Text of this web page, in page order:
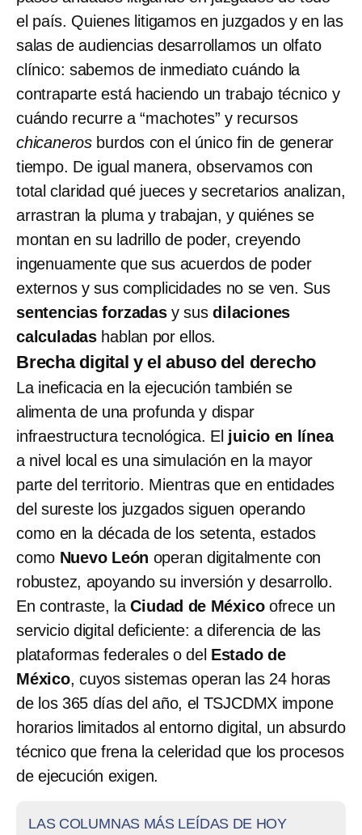
el país. Quienes litigamos en juzgados y en las
salas de audiencias desarrollamos un olfato
clínico: sabemos de inmediato cuándo la
contraparte está haciendo un trabajo técnico y
cuándo recurre a “machotes” y recursos
chicaneros burdos con el único fin de generar
tiempo. De igual manera, observamos con
total claridad qué jueces y secretarios analizan,
arrastran la pluma y trabajan, y quiénes se
montan en su ladrillo de poder, creyendo
ingenuamente que sus acuerdos de poder
externos y sus complicidades no se ven. Sus
sentencias forzadasy susdilaciones
calculadas hablan por ellos.
Brecha digital y el abuso del derecho
La ineficacia en la ejecución también se
alimenta de una profunda y dispar
infraestructura tecnológica. El juicio en línea
a nivel local es una simulación en la mayor
parte del territorio. Mientras que en entidades
del sureste los juzgados siguen operando
como en la década de los setenta, estados
como Nuevo León operan digitalmente con
robustez, apoyando su inversión y desarrollo.
En contraste, laCiudad de Méxicoofrece un
servicio digital deficiente: a diferencia de las
plataformas federales o del Estado de
México, cuyos sistemas operan las 24 horas
de los 365 días del año, el TSJCDMX impone
horarios limitados al entorno digital, un absurdo
técnico que frena la celeridad que los procesos
de ejecución exigen.
LAS COLUMNAS MÁS LEÍDAS DE HOY